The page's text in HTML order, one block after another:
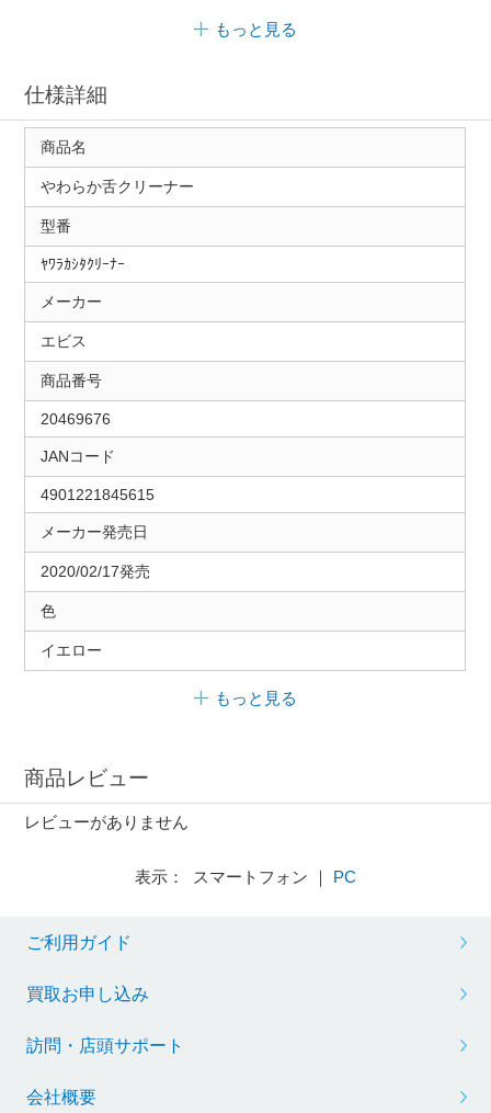
もっと見る
仕様詳細
商品名
やわらか舌クリーナー
型番
ﾔﾜﾗｶｼﾀｸﾘｰﾅｰ
メーカー
エビス
商品番号
20469676
JANコード
4901221845615
メーカー発売日
2020/02/17発売
色
イエロー
もっと見る
商品レビュー
レビューがありません
表示： スマートフォン ｜ PC
ご利用ガイド
買取お申し込み
訪問・店頭サポート
会社概要